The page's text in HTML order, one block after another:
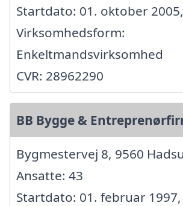
Startdato: 01. oktober 2005,
Virksomhedsform:
Enkeltmandsvirksomhed
CVR: 28962290
BB Bygge &
Bygmestervej 8, 9560
Ansatte: 43
Startdato: 01. februar 1997,